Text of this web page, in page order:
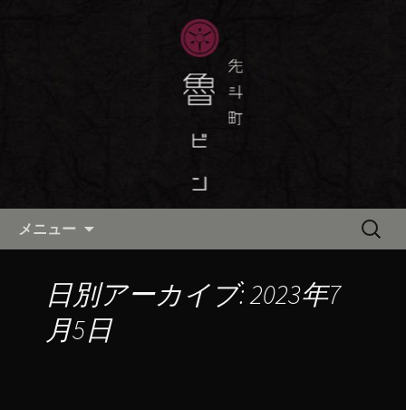
京都・先斗町の京料理・和食
「魯ビン（ろびん）」の公式ブ
京都・先斗町の京町家で美味しい季節
の京料理・和食が自慢の「魯ビン（ろ
びん）」がお店からのお知らせや、お
料理について最新情報をおとどけしま
メニュー
検
日別アーカイブ: 2023年7
月5日